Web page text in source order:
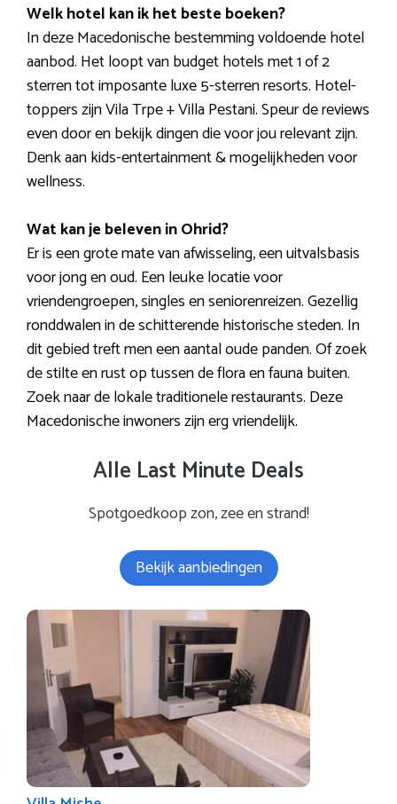
Welk hotel kan ik het beste boeken?
In deze Macedonische bestemming voldoende hotel
aanbod. Het loopt van budget hotels met 1 of 2
sterren tot imposante luxe 5-sterren resorts. Hotel-
toppers zijn Vila Trpe + Villa Pestani. Speur de reviews
even door en bekijk dingen die voor jou relevant zijn.
Denk aan kids-entertainment & mogelijkheden voor
wellness.
Wat kan je beleven in Ohrid?
Er is een grote mate van afwisseling, een uitvalsbasis
voor jong en oud. Een leuke locatie voor
vriendengroepen, singles en seniorenreizen. Gezellig
ronddwalen in de schitterende historische steden. In
dit gebied treft men een aantal oude panden. Of zoek
de stilte en rust op tussen de flora en fauna buiten.
Zoek naar de lokale traditionele restaurants. Deze
Macedonische inwoners zijn erg vriendelijk.
Alle Last Minute Deals
Spotgoedkoop zon, zee en strand!
Bekijk aanbiedingen